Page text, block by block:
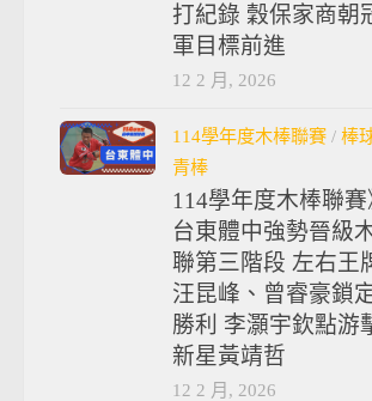
棒
打紀錄 穀保家商朝
軍目標前進
12 2 月, 2026
114學年度木棒聯賽 / 棒
青棒
114學年度木棒聯賽
台東體中強勢晉級
聯第三階段 左右王
汪昆峰、曾睿豪鎖
勝利 李灝宇欽點游
新星黃靖哲
12 2 月, 2026